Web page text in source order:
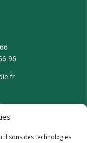
des technologies
96